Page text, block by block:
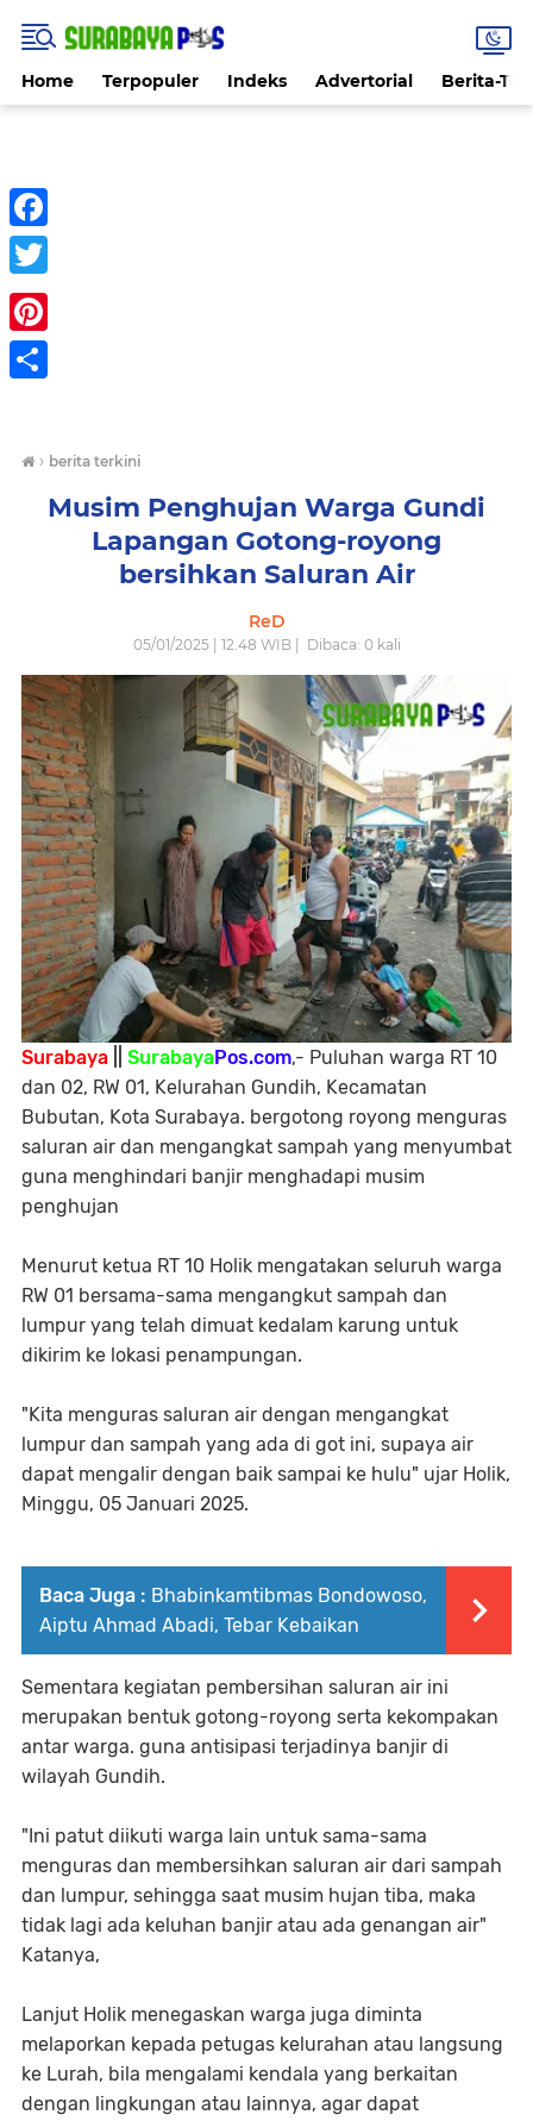
Home Terpopuler Indeks Advertorial Berita-
Facebook
Twitter
Pinterest
› berita terkini
Musim Penghujan Warga Gundi
Lapangan Gotong-royong
bersihkan Saluran Air
ReD
05/01/2025 | 12.48 WIB | Dibaca: 0kali
Surabaya SurabayaPos.com,- Puluhan warga RT 10
dan 02, RW 01, Kelurahan Gundih, Kecamatan
Bubutan, Kota Surabaya. bergotong royong menguras
saluran air dan mengangkat sampah yang menyumbat
guna menghindari banjir menghadapi musim
penghujan
Menurut ketua RT 10 Holik mengatakan seluruh warga
RW 01 bersama-sama mengangkut sampah dan
lumpur yang telah dimuat kedalam karung untuk
dikirim ke lokasi penampungan.
"Kita menguras saluran air dengan mengangkat
lumpur dan sampah yang ada di got ini, supaya air
dapat mengalir dengan baik sampai ke hulu" ujar Holik,
Minggu, 05 Januari 2025.
Baca Juga : Bhabinkamtibmas Bondowoso,
Aiptu Ahmad Abadi, Tebar Kebaikan
Sementara kegiatan pembersihan saluran air ini
merupakan bentuk gotong-royong serta kekompakan
antar warga. guna antisipasi terjadinya banjir di
wilayah Gundih.
"Ini patut diikuti warga lain untuk sama-sama
menguras dan membersihkan saluran air dari sampah
dan lumpur, sehingga saat musim hujan tiba, maka
tidak lagi ada keluhan banjir atau ada genangan air"
Katanya,
Lanjut Holik menegaskan warga juga diminta
melaporkan kepada petugas kelurahan atau langsung
ke Lurah, bila mengalami kendala yang berkaitan
dengan lingkungan atau lainnya, agar dapat